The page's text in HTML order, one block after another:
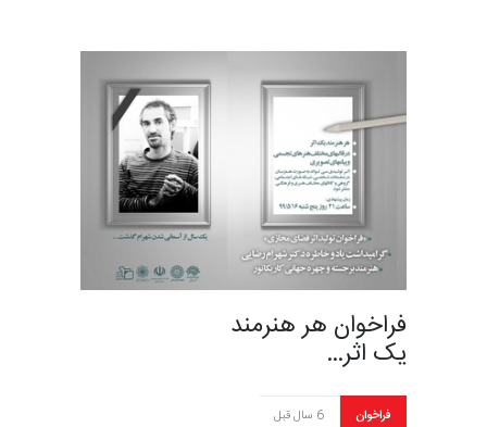
فراخوان هر هنرمند
یک اثر…
فراخوان 6 سال قبل